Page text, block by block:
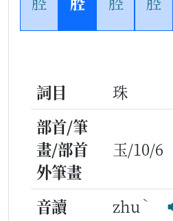
詞目
珠
部首/筆
畫/部首
外筆畫
玉/10/6
音讀 zhu ˋ